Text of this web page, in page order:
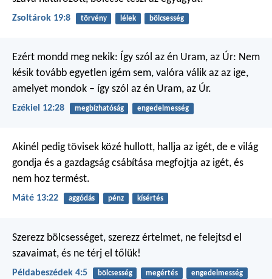
Zsoltárok 19:8 törvény lélek bölcsesség
Ezért mondd meg nekik: Így szól az én Uram, az Úr: Nem
késik tovább egyetlen igém sem, valóra válik az az ige,
amelyet mondok – így szól az én Uram, az Úr.
Ezékiel 12:28 megbízhatóság engedelmesség
Akinél pedig tövisek közé hullott, hallja az igét, de e világ
gondja és a gazdagság csábítása megfojtja az igét, és
nem hoz termést.
Máté 13:22 aggódás pénz kísértés
Szerezz bölcsességet, szerezz értelmet, ne felejtsd el
szavaimat, és ne térj el tőlük!
Példabeszédek 4:5 bölcsesség megértés engedelmesség